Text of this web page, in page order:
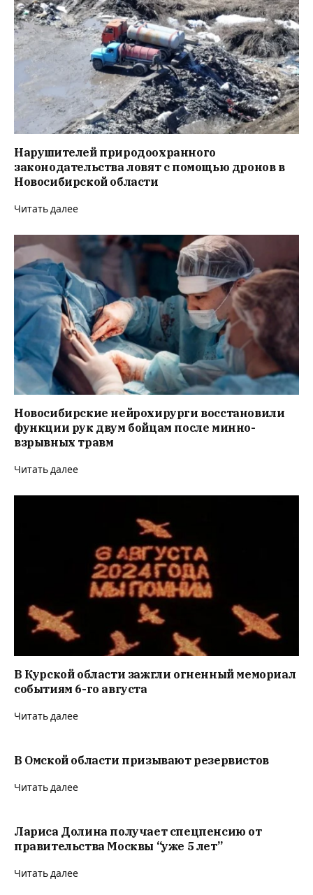
Нарушителей природоохранного
законодательства ловят с помощью дронов в
Новосибирской области
Читать далее
Новосибирские нейрохирурги восстановили
функции рук двум бойцам после минно-
взрывных травм
Читать далее
В Курской области зажгли огненный мемориал
событиям 6-го августа
Читать далее
В Омской области призывают резервистов
Читать далее
Лариса Долина получает спецпенсию от
правительства Москвы “уже 5 лет”
Читать далее